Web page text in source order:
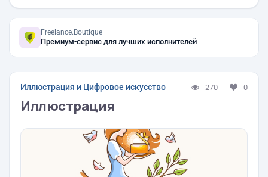
Freelance.Boutique
Премиум-сервис для лучших исполнителей
Иллюстрация и Цифровое искусство 270 0
Иллюстрация